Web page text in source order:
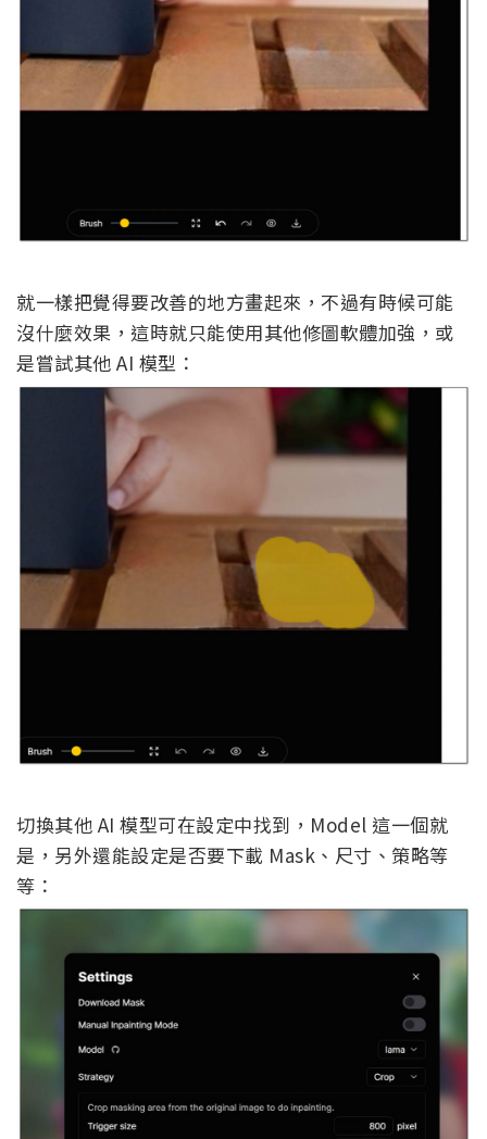
就一樣把覺得要改善的地方畫起來，不過有時候可能
沒什麼效果，這時就只能使用其他修圖軟體加強，或
是嘗試其他 AI 模型：
切換其他 AI 模型可在設定中找到，Model 這一個就
是，另外還能設定是否要下載 Mask、尺寸、策略等
等：